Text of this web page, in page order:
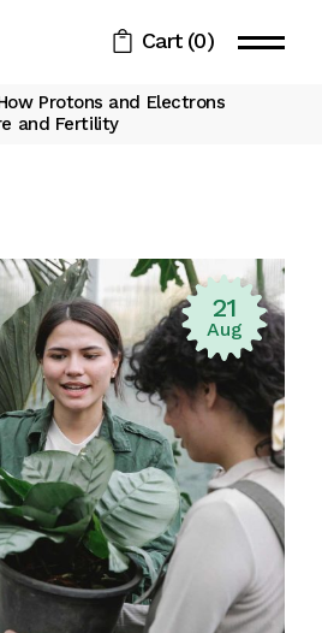
Cart (0)
Protons and Electrons
and Fertility
21
Aug